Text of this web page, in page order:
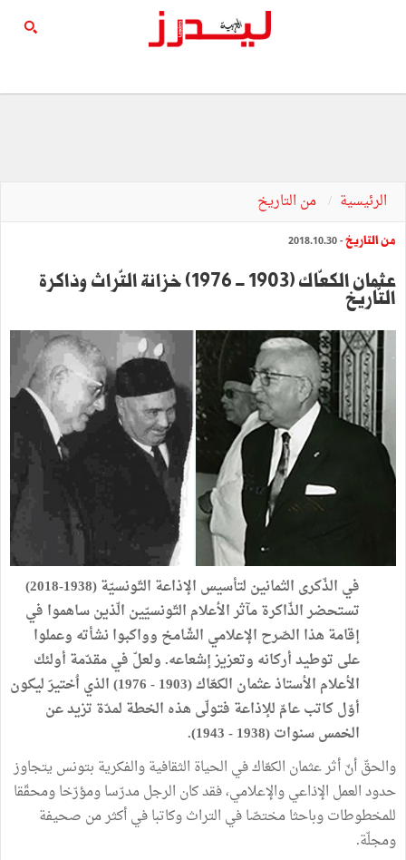
الرئيسية من التاريخ
من التاريخ- 2018.10.30
عثمان الكعّاك (1903 - 1976) خزانة التّراث وذاكرة
التّاريخ
في الذّكرى الثمانين لتأسيس الإذاعة التّونسيّة (1938-2018)
تستحضر الذّاكرة مآثر الأعلام التّونسيّين الّذين ساهموا في
إقامة هذا الصّرح الإعلامي الشّامخ وواكبوا نشأته وعملوا
على توطيد أركانه وتعزيز إشعاعه. ولعلّ في مقدّمة أولئك
الأعلام الأستاذ عثمان الكعّاك (1903 - 1976) الذي اُختيرَ ليكون
أوّل كاتب عامّ للإذاعة فتولّى هذه الخطة لمدّة تزيد عن
الخمس سنوات (1938 - 1943).
والحقّ أنّ أثر عثمان الكعّاك في الحياة الثقافية والفكرية بتونس يتجاوز
حدود العمل الإذاعي والإعلامي، فقد كان الرجل مدرّسا ومؤرّخا ومحقّقا
للمخطوطات وباحثا مختصّا في التراث وكاتبا في أكثر من صحيفة
ومجلّة.